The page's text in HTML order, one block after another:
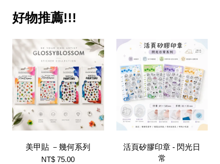
好物推薦!!!
美甲貼 －幾何系列
NT$ 75.00
活頁矽膠印章 - 閃光日
常